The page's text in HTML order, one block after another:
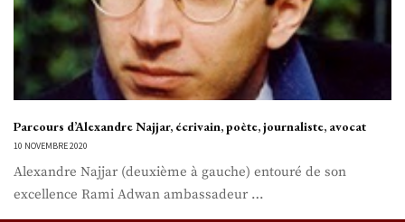
Parcours d’Alexandre Najjar, écrivain, poète, journaliste, avocat
10 NOVEMBRE 2020
Alexandre Najjar (deuxième à gauche) entouré de son
excellence Rami Adwan ambassadeur …